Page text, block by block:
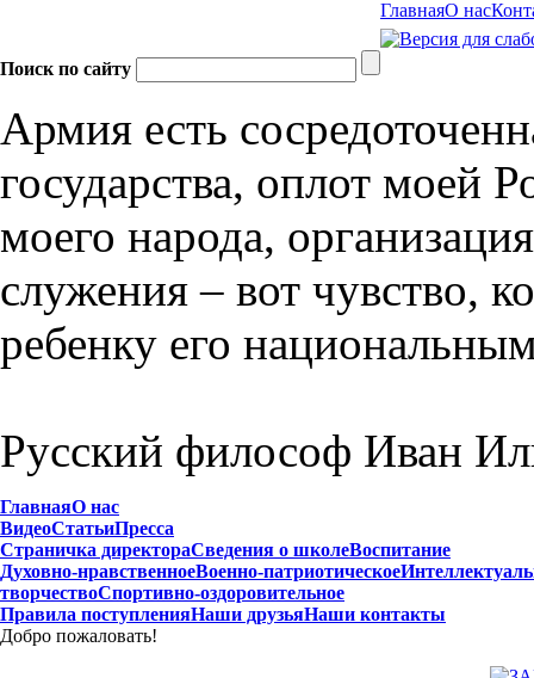
ГлавнаяО нас
Поиск по сайту
Армия есть
государства, оплот моей
моего народа,
служения – вот чувство,
ребенку его
Русский философ Иван
ГлавнаяО нас
ВидеоСтатьиПресса
Страничка директораСведения о школеВоспитание
Духовно-нравственноеВоенно-патриотическое
творчествоСпортивно-оздоровительное
Правила поступленияНаши друзьяНаши контакты
Добро пожаловать!